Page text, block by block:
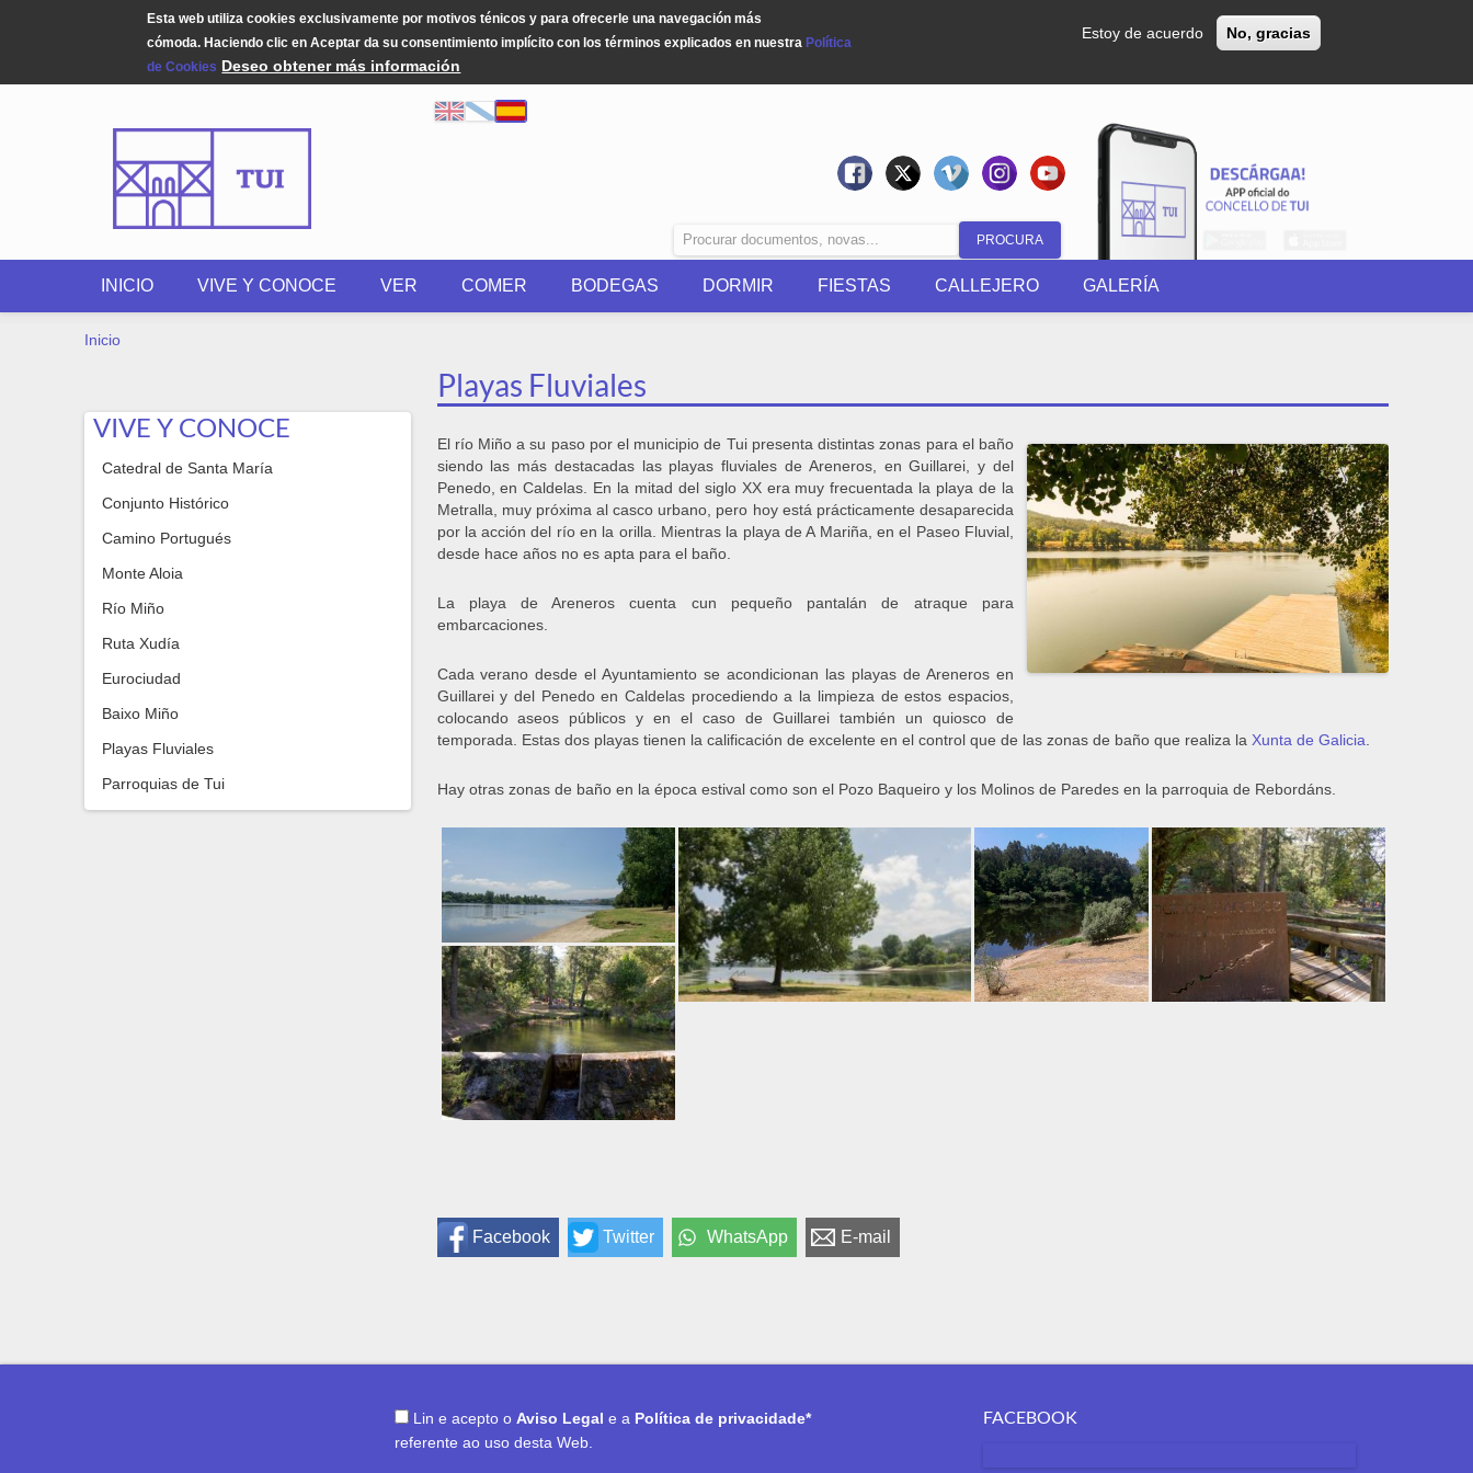
Esta web utiliza cookies exclusivamente por motivos ténicos y para ofrecerle una navegación más
cómoda. Haciendo clic en Aceptar da su consentimiento implícito con los términos explicados en nuestra Política
de Cookies Deseo obtener más información
Estoy de acuerdo No, gracias
Formulario
de
INICIO VIVE Y CONOCE VER COMER BODEGAS DORMIR FIESTAS CALLEJERO GALERÍA
USTED ESTÁ AQUÍ
Inicio
VIVE Y CONOCE
Catedral de Santa María
Conjunto Histórico
Camino Portugués
Monte Aloia
Río Miño
Ruta Xudía
Eurociudad
Baixo Miño
Playas Fluviales
Parroquias de Tui
Playas Fluviales
El río Miño a su paso por el municipio de Tui presenta distintas zonas para el baño
siendo las más destacadas las playas fluviales de Areneros, en Guillarei, y del
Penedo, en Caldelas. En la mitad del siglo XX era muy frecuentada la playa de la
Metralla, muy próxima al casco urbano, pero hoy está prácticamente desaparecida
por la acción del río en la orilla. Mientras la playa de A Mariña, en el Paseo Fluvial,
desde hace años no es apta para el baño.
La playa de Areneros cuenta cun pequeño pantalán de atraque para
embarcaciones.
Cada verano desde el Ayuntamiento se acondicionan las playas de Areneros en
Guillarei y del Penedo en Caldelas procediendo a la limpieza de estos espacios,
colocando aseos públicos y en el caso de Guillarei también un quiosco de
temporada. Estas dos playas tienen la calificación de excelente en el control que de las zonas de baño que realiza la Xunta de Galicia
Hay otras zonas de baño en la época estival como son el Pozo Baqueiro y los Molinos de Paredes en la parroquia de Rebordáns.
Facebook Twitter WhatsApp E-mail
Lin e acepto o Aviso Legal e a Política de privacidade*
referente ao uso desta Web.
FACEBOOK